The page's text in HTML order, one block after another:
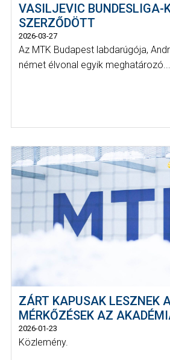
VASILJEVIC BUNDESLIGA-
SZERZŐDÖTT
2026-03-27
Az MTK Budapest labdarúgója,
német élvonal egyik meghatározó...
ZÁRT KAPUSAK LESZNEK
MÉRKŐZÉSEK AZ
2026-01-23
Közlemény.